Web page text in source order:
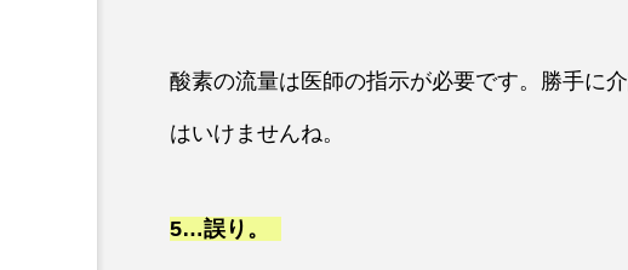
酸素の流量は医師の指示が必要です。勝手に
はいけませんね。
5…誤り。